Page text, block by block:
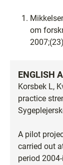
om
ENGLISH
Korsbek L,
practice
A pilot
carried out
period